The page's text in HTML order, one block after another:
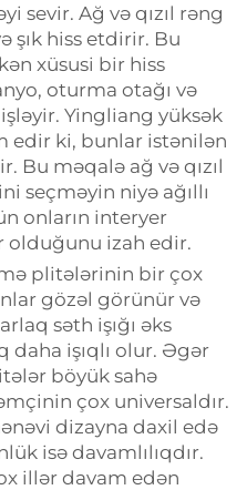
sevir. Ağ və qızıl rəng
şık hiss etdirir. Bu
xüsusi bir hiss
oturma otağı və
Yingliang yüksək
edir ki, bunlar istənilən
Bu məqalə ağ və qızıl
seçməyin niyə ağıllı
onların interyer
olduğunu izah edir.
plitələrinin bir çox
gözəl görünür və
səth işığı əks
işıqlı olur. Əgər
böyük sahə
çox universaldır.
dizayna daxil edə
isə davamlılıqdır.
illər davam edən